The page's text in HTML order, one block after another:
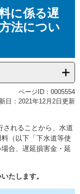
に係る遅
法につい
ページID：0005554
日：2021年12月2日更新
されることから、水道
（以下「下水道等使
合、遅延損害金・延
たします。